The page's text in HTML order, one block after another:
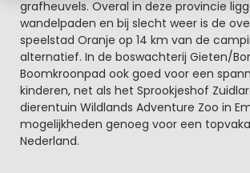
grafheuvels. Overal in deze provincie
wandelpaden en bij slecht weer is de
speelstad Oranje op 14 km van de
alternatief. In de boswachterij Gieten/
Boomkroonpad ook goed voor een
kinderen, net als het Sprookjeshof
dierentuin Wildlands Adventure Zoo in
mogelijkheden genoeg voor een
Nederland.